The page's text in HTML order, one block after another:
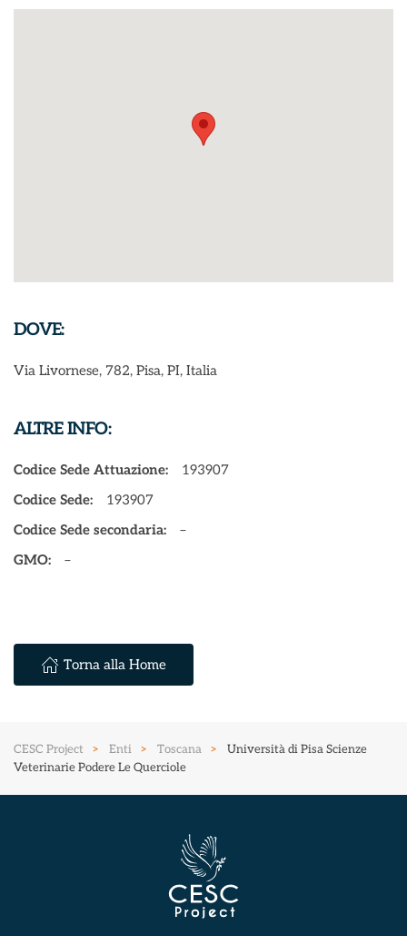
DOVE:
Via Livornese, 782, Pisa, PI, Italia
ALTRE INFO:
Codice Sede Attuazione:
193907
Codice Sede:
193907
Codice Sede secondaria:
–
GMO:
–
Torna alla Home
CESC Project Enti Toscana
Università di Pisa Scienze
Veterinarie Podere Le Querciole